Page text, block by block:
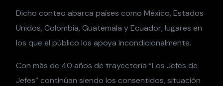
Dicho conteo abarca países como México, Estados
Unidos, Colombia, Guatemala y Ecuador, lugares en
los que el público los apoya incondicionalmente.
Con más de 40 años de trayectoria “Los Jefes de
Jefes” continúan siendo los consentidos, situación